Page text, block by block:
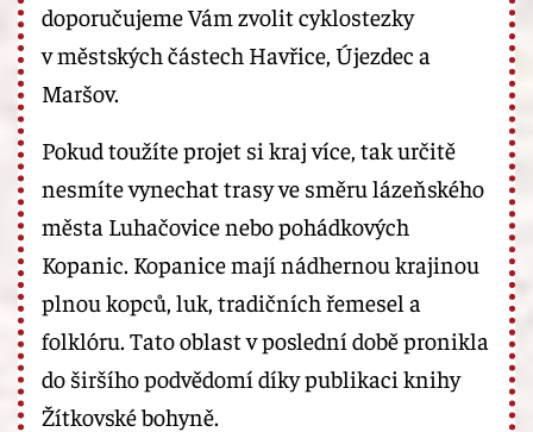
doporučujeme Vám zvolit cyklostezky
v městských částech Havřice, Újezdec a
Maršov.
Pokud toužíte projet si kraj více, tak určitě
nesmíte vynechat trasy ve směru lázeňského
města Luhačovice nebo pohádkových
Kopanic. Kopanice mají nádhernou krajinou
plnou kopců, luk, tradičních řemesel a
folklóru. Tato oblast v poslední době pronikla
do širšího podvědomí díky publikaci knihy
Žítkovské bohyně.